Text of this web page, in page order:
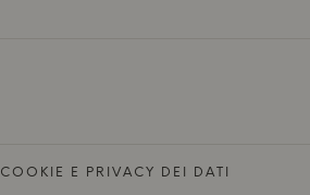
COOKIE E PRIVACY DEI DATI